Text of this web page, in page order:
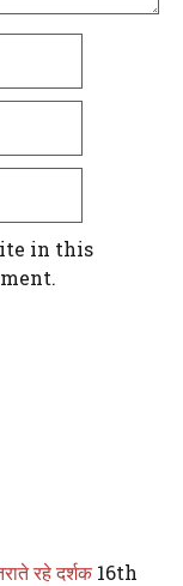
in this
रहे दर्शक 16th